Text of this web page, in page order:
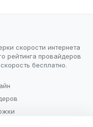
скорости интернета
рейтинга провайдеров
бесплатно.